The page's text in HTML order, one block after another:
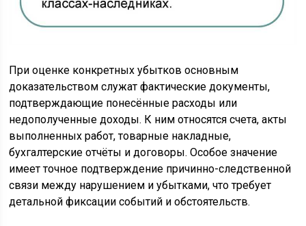
При оценке конкретных убытков основным
доказательством служат фактические документы,
подтверждающие понесённые расходы или
недополученные доходы. К ним относятся счета, акты
выполненных работ, товарные накладные,
бухгалтерские отчёты и договоры. Особое значение
имеет точное подтверждение причинно-следственной
связи между нарушением и убытками, что требует
детальной фиксации событий и обстоятельств.